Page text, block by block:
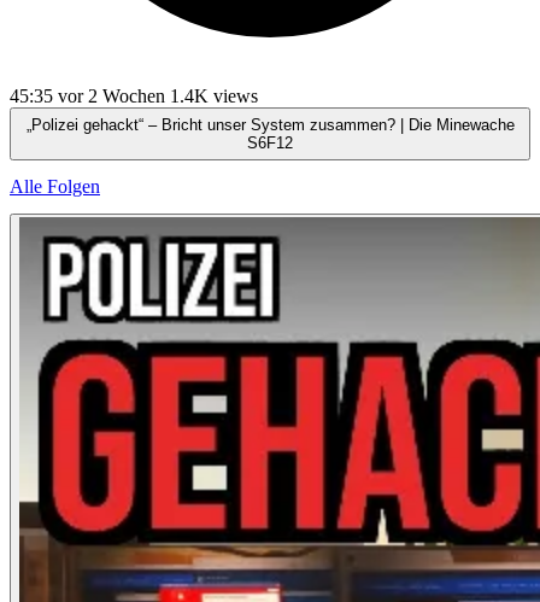
45:35 vor 2 Wochen 1.4K views
„Polizei gehackt“ – Bricht unser System zusammen? | Die Minewache
S6F12
Alle Folgen